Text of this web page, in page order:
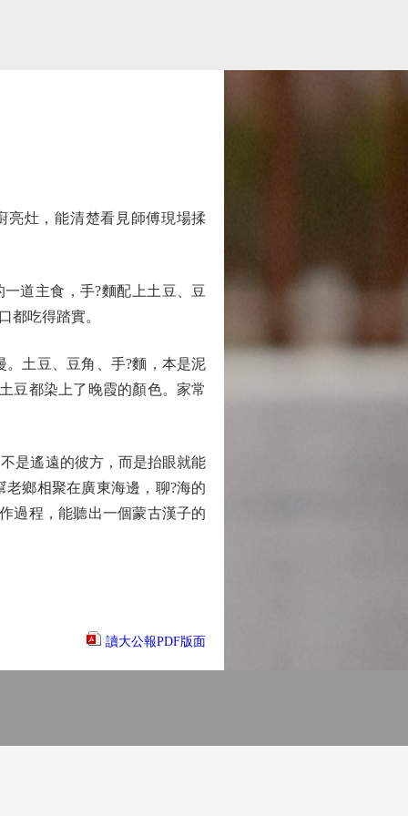
灶，能清楚看見師傅現場揉
道主食，手?麵配上土豆、豆
都吃得踏實。
土豆、豆角、手?麵，本是泥
豆都染上了晚霞的顏色。家常
是遙遠的彼方，而是抬眼就能
鄉相聚在廣東海邊，聊?海的
過程，能聽出一個蒙古漢子的
讀大公報PDF版面